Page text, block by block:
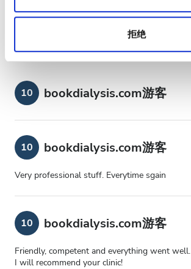
拒绝
综合体验
10 bookdialysis.com游客
10 bookdialysis.com游客
Very professional stuff. Everytime sgain
10 bookdialysis.com游客
Friendly, competent and everything went well.
I will recommend your clinic!